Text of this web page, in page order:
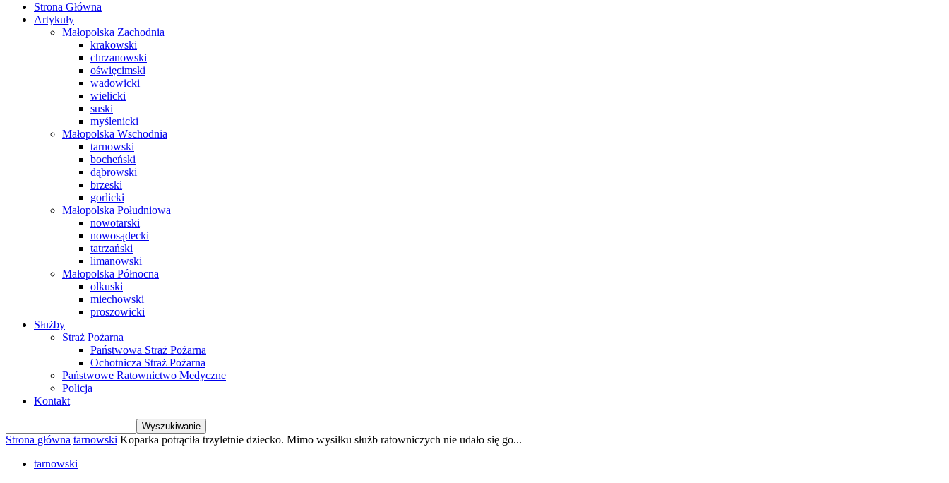
Strona Główna
Artykuły
Małopolska Zachodnia
krakowski
chrzanowski
oświęcimski
wadowicki
wielicki
suski
myślenicki
Małopolska Wschodnia
tarnowski
bocheński
dąbrowski
brzeski
gorlicki
Małopolska Południowa
nowotarski
nowosądecki
tatrzański
limanowski
Małopolska Północna
olkuski
miechowski
proszowicki
Służby
Straż Pożarna
Państwowa Straż Pożarna
Ochotnicza Straż Pożarna
Państwowe Ratownictwo Medyczne
Policja
Kontakt
Strona główna tarnowski Koparka potrąciła trzyletnie dziecko. Mimo wysiłku służb ratowniczych nie udało się go...
tarnowski